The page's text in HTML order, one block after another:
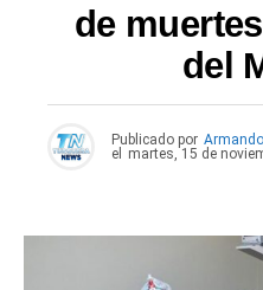
de
del
Publicado por
el
martes, 15 de